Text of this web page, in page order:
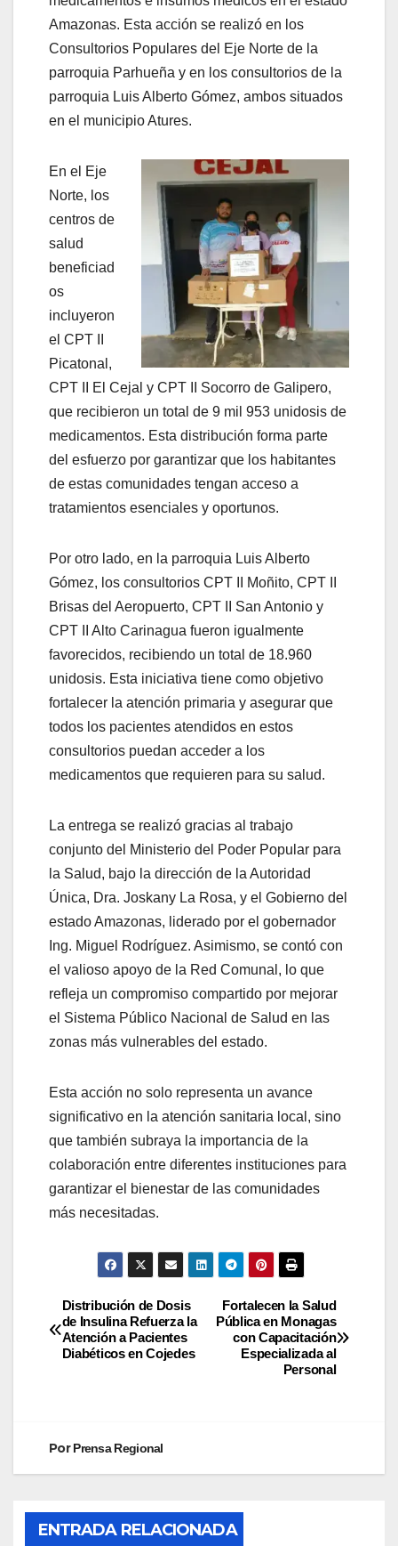
Amazonas. Esta acción se realizó en los
Consultorios Populares del Eje Norte de la
parroquia Parhueña y en los consultorios de la
parroquia Luis Alberto Gómez, ambos situados
en el municipio Atures.
En el Eje
Norte, los
centros de
salud
beneficiad
os
incluyeron
el CPT II
Picatonal,
CPT II El Cejal y CPT II Socorro de Galipero,
que recibieron un total de 9 mil 953 unidosis de
medicamentos. Esta distribución forma parte
del esfuerzo por garantizar que los habitantes
de estas comunidades tengan acceso a
tratamientos esenciales y oportunos.
Por otro lado, en la parroquia Luis Alberto
Gómez, los consultorios CPT II Moñito, CPT II
Brisas del Aeropuerto, CPT II San Antonio y
CPT II Alto Carinagua fueron igualmente
favorecidos, recibiendo un total de 18.960
unidosis. Esta iniciativa tiene como objetivo
fortalecer la atención primaria y asegurar que
todos los pacientes atendidos en estos
consultorios puedan acceder a los
medicamentos que requieren para su salud.
La entrega se realizó gracias al trabajo
conjunto del Ministerio del Poder Popular para
la Salud, bajo la dirección de la Autoridad
Única, Dra. Joskany La Rosa, y el Gobierno del
estado Amazonas, liderado por el gobernador
Ing. Miguel Rodríguez. Asimismo, se contó con
el valioso apoyo de la Red Comunal, lo que
refleja un compromiso compartido por mejorar
el Sistema Público Nacional de Salud en las
zonas más vulnerables del estado.
Esta acción no solo representa un avance
significativo en la atención sanitaria local, sino
que también subraya la importancia de la
colaboración entre diferentes instituciones para
garantizar el bienestar de las comunidades
más necesitadas.
Fortalecen la Salud
Pública en Monagas
con Capacitación
Especializada al
Personal
Distribución de Dosis
de Insulina Refuerza la
Atención a Pacientes
Diabéticos en Cojedes
PorPrensa Regional
ENTRADA RELACIONADA